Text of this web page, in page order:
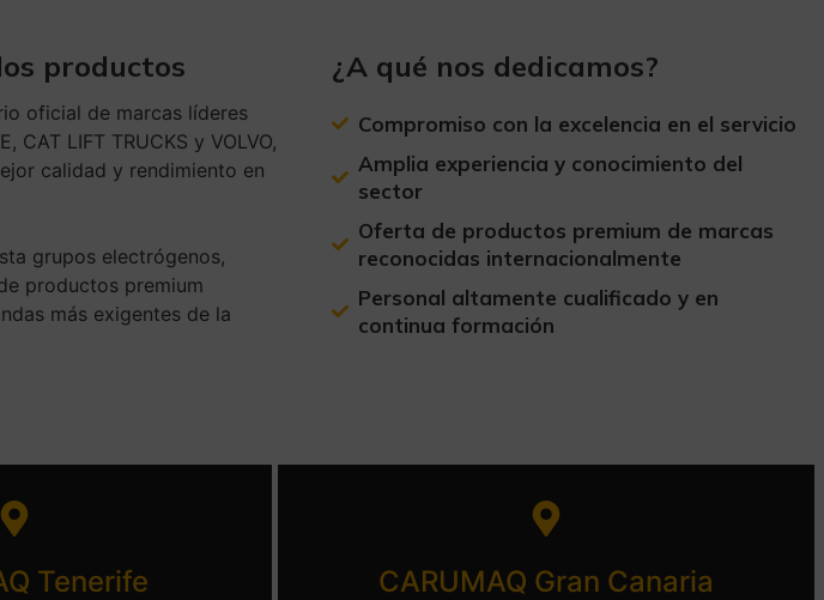
productos
oficial de marcas líderes
CAT LIFT TRUCKS y VOLVO,
calidad y rendimiento en
grupos electrógenos,
productos premium
más exigentes de la
¿A qué nos dedicamos?
Compromiso con la excelencia en el servicio
Amplia experiencia y conocimiento del
sector
Oferta de productos premium de marcas
reconocidas internacionalmente
Personal altamente cualificado y en
continua formación
Tenerife CARUMAQ Gran Canaria